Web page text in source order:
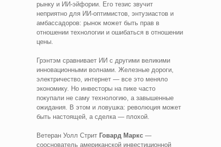
рынку и ИИ-эйфории. Его тезис звучит
неприятно для ИИ-оптимистов, энтузиастов и
амбассадоров: рынок может быть прав в
отношении технологии и ошибаться в отношении
цены.
Грэнтэм сравнивает ИИ с другими великими
инновационными волнами. Железные дороги,
электричество, интернет — все это меняло
экономику. Но инвесторы на пике часто
покупали не саму технологию, а завышенные
ожидания. В этом и ловушка: революция может
быть настоящей, а сделка — плохой.
Ветеран Уолл Стрит Говард Маркс —
сооснователь американской инвестиционной